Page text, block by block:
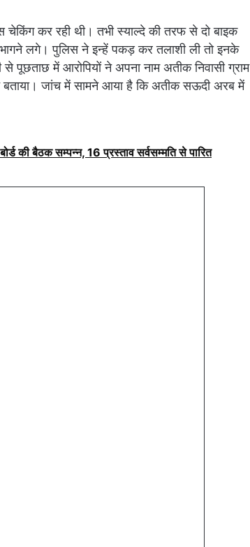
चेकिंग कर रही थी। तभी स्याल्दे की तरफ से दो बाइक
लगे। पुलिस ने इन्हें पकड़ कर तलाशी ली तो इनके
पूछताछ में आरोपियों ने अपना नाम अतीक निवासी ग्राम
बताया। जांच में सामने आया है कि अतीक सऊदी अरब में
की बैठक सम्पन्न, 16 प्रस्ताव सर्वसम्मति से पारित